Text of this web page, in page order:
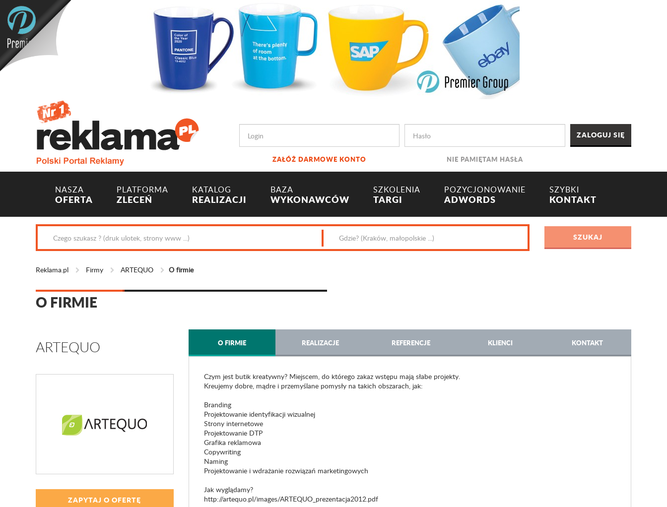
ZAŁÓŻ DARMOWE KONTO NIE PAMIĘTAM HASŁA
NASZA
OFERTA
PLATFORMA
ZLECEŃ
KATALOG
REALIZACJI
BAZA
WYKONAWCÓW
SZKOLENIA
TARGI
POZYCJONOWANIE
ADWORDS
SZYBKI
KONTAKT
Reklama.pl Firmy ARTEQUO O firmie
O FIRMIE
ARTEQUO
ZAPYTAJ O OFERTĘ
O FIRMIE REALIZACJE REFERENCJE KLIENCI KONTAKT
Czym jest butik kreatywny? Miejscem, do którego zakaz wstępu mają słabe projekty.
Kreujemy dobre, mądre i przemyślane pomysły na takich obszarach, jak:
Branding
Projektowanie identyfikacji wizualnej
Strony internetowe
Projektowanie DTP
Grafika reklamowa
Copywriting
Naming
Projektowanie i wdrażanie rozwiązań marketingowych
Jak wyglądamy?
http://artequo.pl/images/ARTEQUO_prezentacja2012.pdf